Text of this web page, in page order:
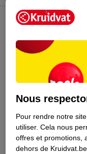
Nous
Pour rendre notre
utiliser. Cela nous
offres et promotions,
dehors de Kruidvat.be.